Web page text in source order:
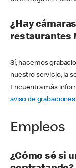
¿Hay
restaurantes
Sí, hacemos
nuestro servicio, la
Encuentra más
aviso de
Empleos
¿Cómo sé si